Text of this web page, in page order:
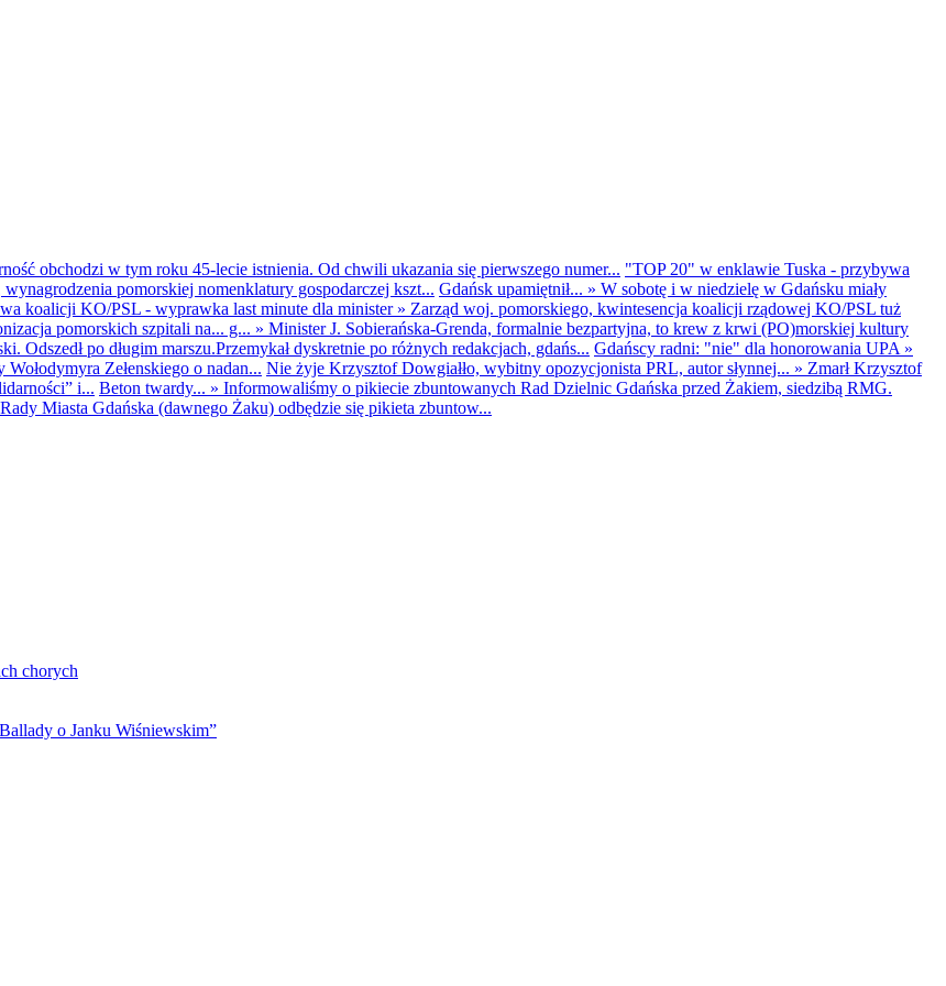
obchodzi w tym roku 45-lecie istnienia. Od chwili ukazania się pierwszego numer... "TOP 20" w enklawie Tuska - przybywa
pomorskiej nomenklatury gospodarczej kszt... Gdańsk upamiętnił... » W sobotę i w niedzielę w Gdańsku miały
koalicji KO/PSL - wyprawka last minute dla minister» Zarząd woj. pomorskiego, kwintesencja koalicji rządowej KO/PSL tuż
pomorskich szpitali na... g... » Minister J. Sobierańska-Grenda, formalnie bezpartyjna, to krew z krwi (PO)morskiej kultury
Odszedł po długim marszu.Przemykał dyskretnie po różnych redakcjach, gdańs... Gdańscy radni: "nie" dla honorowania UPA »
Zełenskiego o nadan... Nie żyje Krzysztof Dowgiałło, wybitny opozycjonista PRL, autor słynnej... » Zmarł Krzysztof
i... Beton twardy... » Informowaliśmy o pikiecie zbuntowanych Rad Dzielnic Gdańska przed Żakiem, siedzibą RMG.
Miasta Gdańska (dawnego Żaku) odbędzie się pikieta zbuntow...
chorych
o Janku Wiśniewskim”